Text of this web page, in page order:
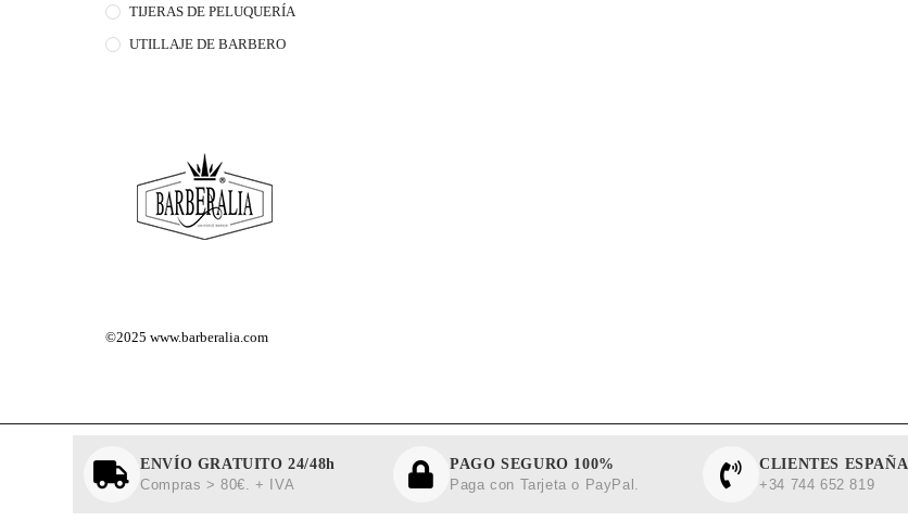
TIJERAS DE PELUQUERÍA
UTILLAJE DE BARBERO
©2025www.barberalia.com
ENVÍO GRATUITO 24/48h
Compras > 80€. + IVA
PAGO SEGURO 100%
Paga con Tarjeta o PayPal.
CLIENTES ESPAÑA
+34 744 652 819